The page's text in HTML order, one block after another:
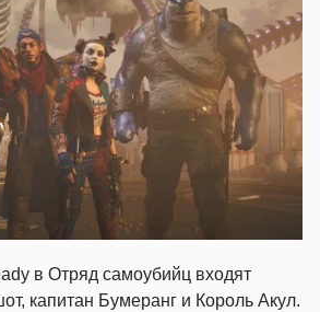
в Отряд самоубийц входят
капитан Бумеранг и Король Акул.